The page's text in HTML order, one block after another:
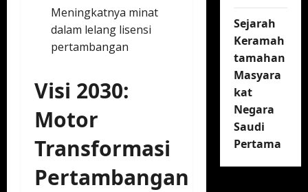
Meningkatnya minat
dalam lelang lisensi
pertambangan
Visi 2030:
Motor
Transformasi
Pertambangan
Sejarah
Keramah
tamahan
Masyara
kat
Negara
Saudi
Pertama